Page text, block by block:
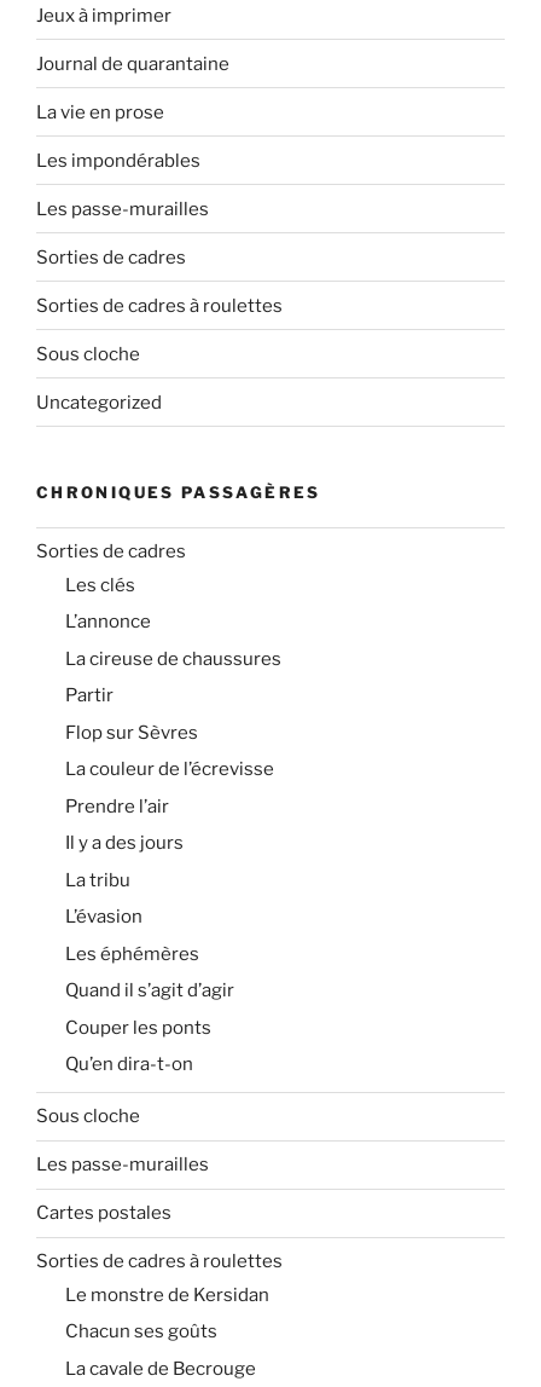
Jeux à imprimer
Journal de quarantaine
La vie en prose
Les impondérables
Les passe-murailles
Sorties de cadres
Sorties de cadres à roulettes
Sous cloche
Uncategorized
CHRONIQUES PASSAGÈRES
Sorties de cadres
Les clés
L’annonce
La cireuse de chaussures
Partir
Flop sur Sèvres
La couleur de l’écrevisse
Prendre l’air
Il y a des jours
La tribu
L’évasion
Les éphémères
Quand il s’agit d’agir
Couper les ponts
Qu’en dira-t-on
Sous cloche
Les passe-murailles
Cartes postales
Sorties de cadres à roulettes
Le monstre de Kersidan
Chacun ses goûts
La cavale de Becrouge